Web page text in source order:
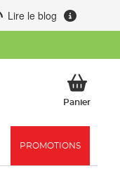
Lire le blog
PanierMon
PROMOTIONS